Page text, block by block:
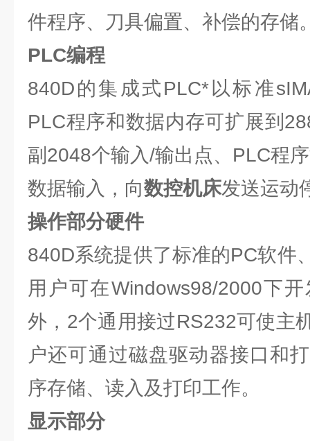
件程序、刀具偏置、补偿的存储
PLC编程
840D的集成式PLC*以标准
PLC程序和数据内存可扩展到
副2048个输入/输出点、PLC程
数据输入，向数控机床发送运动
操作部分硬件
840D系统提供了标准的PC软件
用户可在Windows98/2000下
外，2个通用接过RS232可使主
户还可通过磁盘驱动器接口和
序存储、读入及打印工作。
显示部分